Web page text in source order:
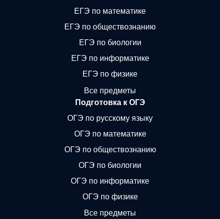
ЕГЭ по математике
ЕГЭ по обществознанию
ЕГЭ по биологии
ЕГЭ по информатике
ЕГЭ по физике
Все предметы
Подготовка к ОГЭ
ОГЭ по русскому языку
ОГЭ по математике
ОГЭ по обществознанию
ОГЭ по биологии
ОГЭ по информатике
ОГЭ по физике
Все предметы